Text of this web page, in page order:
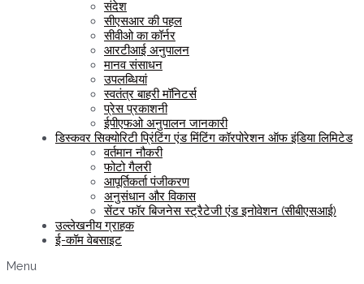
संदेश
सीएसआर की पहल
सीवीओ का कॉर्नर
आरटीआई अनुपालन
मानव संसाधन
उपलब्धियां
स्वतंत्र बाहरी मॉनिटर्स
प्रेस प्रकाशनी
ईपीएफओ अनुपालन जानकारी
डिस्कवर सिक्योरिटी प्रिंटिंग एंड मिंटिंग कॉरपोरेशन ऑफ इंडिया लिमिटेड
वर्तमान नौकरी
फोटो गैलरी
आपूर्तिकर्ता पंजीकरण
अनुसंधान और विकास
सेंटर फॉर बिजनेस स्ट्रैटेजी एंड इनोवेशन (सीबीएसआई)
उल्लेखनीय ग्राहक
ई-कॉम वेबसाइट
Menu